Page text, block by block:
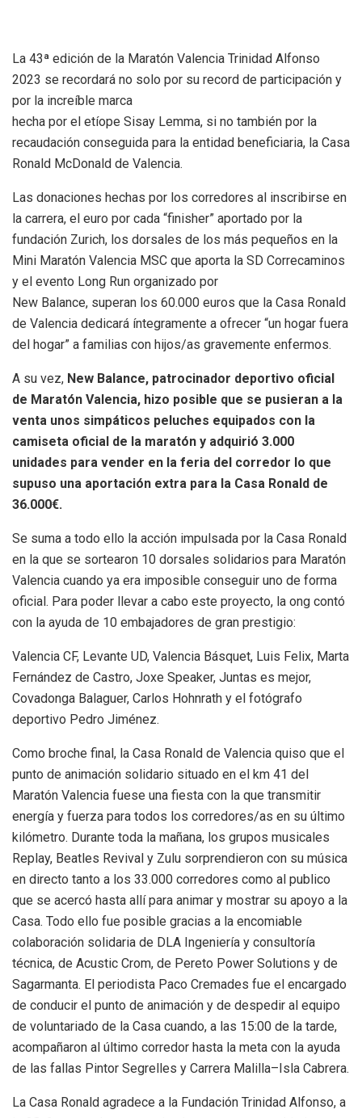
La 43ª edición de la Maratón Valencia Trinidad Alfonso
2023 se recordará no solo por su record de participación y
por la increíble marca
hecha por el etíope Sisay Lemma, si no también por la
recaudación conseguida para la entidad beneficiaria, la Casa
Ronald McDonald de Valencia.
Las donaciones hechas por los corredores al inscribirse en
la carrera, el euro por cada “finisher” aportado por la
fundación Zurich, los dorsales de los más pequeños en la
Mini Maratón Valencia MSC que aporta la SD Correcaminos
y el evento Long Run organizado por
New Balance, superan los 60.000 euros que la Casa Ronald
de Valencia dedicará íntegramente a ofrecer “un hogar fuera
del hogar” a familias con hijos/as gravemente enfermos.
A su vez, New Balance, patrocinador deportivo oficial
de Maratón Valencia, hizo posible que se pusieran a la
venta unos simpáticos peluches equipados con la
camiseta oficial de la maratón y adquirió 3.000
unidades para vender en la feria del corredor lo que
supuso una aportación extra para la Casa Ronald de
36.000€.
Se suma a todo ello la acción impulsada por la Casa Ronald
en la que se sortearon 10 dorsales solidarios para Maratón
Valencia cuando ya era imposible conseguir uno de forma
oficial. Para poder llevar a cabo este proyecto, la ong contó
con la ayuda de 10 embajadores de gran prestigio:
Valencia CF, Levante UD, Valencia Básquet, Luis Felix, Marta
Fernández de Castro, Joxe Speaker, Juntas es mejor,
Covadonga Balaguer, Carlos Hohnrath y el fotógrafo
deportivo Pedro Jiménez.
Como broche final, la Casa Ronald de Valencia quiso que el
punto de animación solidario situado en el km 41 del
Maratón Valencia fuese una fiesta con la que transmitir
energía y fuerza para todos los corredores/as en su último
kilómetro. Durante toda la mañana, los grupos musicales
Replay, Beatles Revival y Zulu sorprendieron con su música
en directo tanto a los 33.000 corredores como al publico
que se acercó hasta allí para animar y mostrar su apoyo a la
Casa. Todo ello fue posible gracias a la encomiable
colaboración solidaria de DLA Ingeniería y consultoría
técnica, de Acustic Crom, de Pereto Power Solutions y de
Sagarmanta. El periodista Paco Cremades fue el encargado
de conducir el punto de animación y de despedir al equipo
de voluntariado de la Casa cuando, a las 15:00 de la tarde,
acompañaron al último corredor hasta la meta con la ayuda
de las fallas Pintor Segrelles y Carrera Malilla–Isla Cabrera.
La Casa Ronald agradece a la Fundación Trinidad Alfonso, a